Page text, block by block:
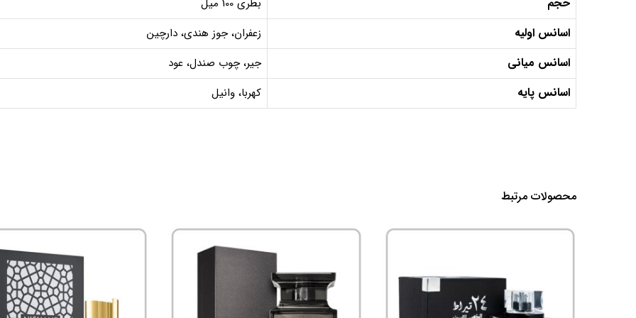
بطری 100 میل
اسانس اولیه زعفران، جوز هندی، دارچین
اسانس میانی جیر، چوب صندل، عود
اسانس پایه کهربا، وانیل
محصولات مرتبط